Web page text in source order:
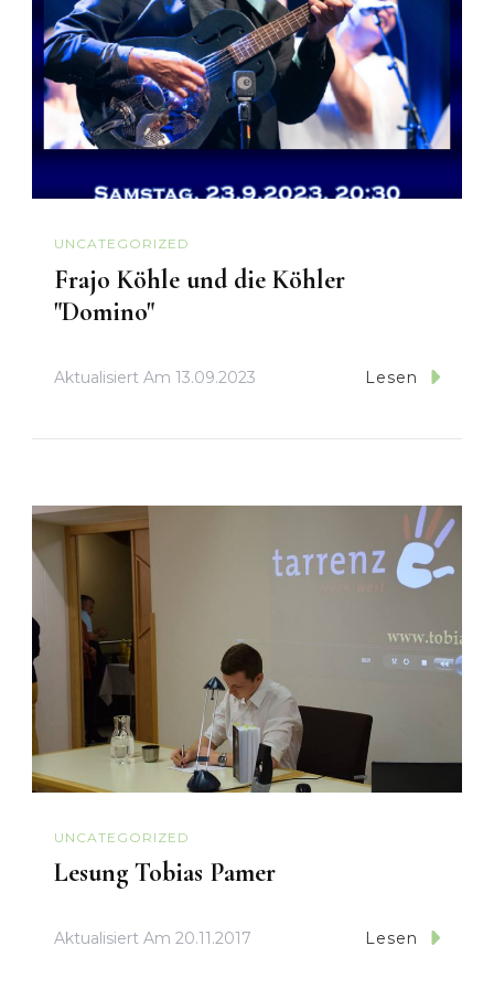
UNCATEGORIZED
Frajo Köhle und die Köhler
"Domino"
Aktualisiert Am 13.09.2023 Lesen
UNCATEGORIZED
Lesung Tobias Pamer
Aktualisiert Am 20.11.2017 Lesen